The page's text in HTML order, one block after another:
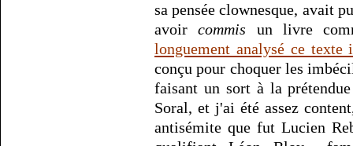
sa pensée clownesque, avait
avoircommis un livre
longuement analysé ce
conçu pour choquer les
faisant un sort à la
Soral, et j'ai été assez
antisémite que fut Lucien